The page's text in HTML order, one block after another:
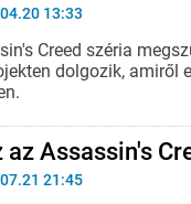
13:33
Creed széria
dolgozik, amiről
az Assassin's
21:45